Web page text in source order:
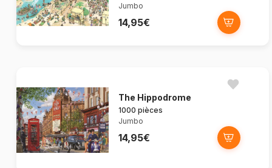
Jumbo
14,95€
The Hippodrome
1000 pièces
Jumbo
14,95€